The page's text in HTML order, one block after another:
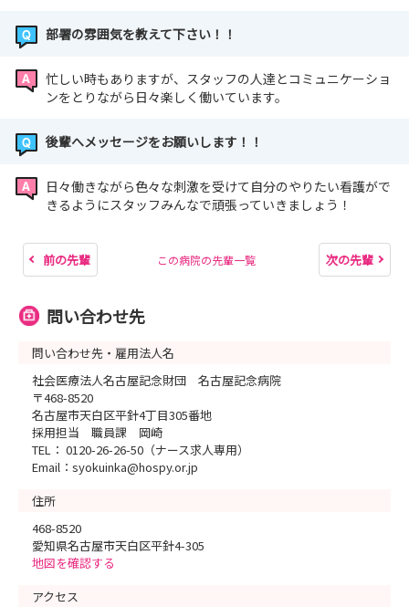
部署の雰囲気を教えて下さい！！
忙しい時もありますが、スタッフの人達とコミュニケーショ
ンをとりながら日々楽しく働いています。
後輩へメッセージをお願いします！！
日々働きながら色々な刺激を受けて自分のやりたい看護がで
きるようにスタッフみんなで頑張っていきましょう！
前の先輩 この病院の先輩一覧 次の先輩
問い合わせ先
問い合わせ先・雇用法人名
社会医療法人名古屋記念財団 名古屋記念病院
〒468-8520
名古屋市天白区平針4丁目305番地
採用担当 職員課 岡崎
TEL： 0120-26-26-50（ナース求人専用）
Email：syokuinka@hospy.or.jp
住所
468-8520
愛知県名古屋市天白区平針4-305
地図を確認する
アクセス